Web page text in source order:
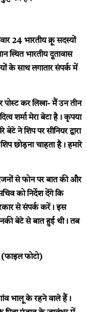
24 भारतीय क्रू सदस्यों
स्थित भारतीय दूतावास
के साथ लगातार संपर्क में
पोस्ट कर लिखा- मैं उन तीन
शर्मा मेरा बेटा है। कृपया
ने शिप पर सीनियर द्वारा
छोड़ना चाहता है। हमारे
से फोन पर बात की और
को निर्देश देंगे कि
से संपर्क करें। इस
बेटे से बात हुई थी। तब
(फाइल फोटो)
भालू के रहने वाले हैं।